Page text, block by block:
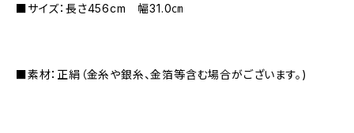
■サイズ：長さ456cm 幅31.0㎝
■素材：正絹（金糸や銀糸、金箔等含む場合がございます。)